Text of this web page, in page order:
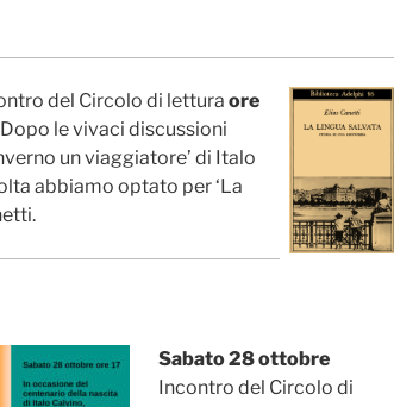
del Circolo di lettura ore
le vivaci discussioni
un viaggiatore’ di Italo
abbiamo optato per ‘La
Sabato 28 ottobre
Incontro del Circolo di